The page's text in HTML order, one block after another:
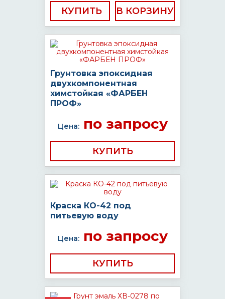
КУПИТЬ
Грунтовка эпоксидная
двухкомпонентная
химстойкая «ФАРБЕН
ПРОФ»
Цена:по запросу
КУПИТЬ
Краска КО-42 под
питьевую воду
Цена:по запросу
КУПИТЬ